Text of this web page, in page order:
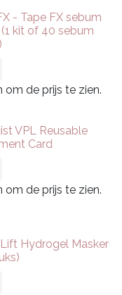
- Tape FX sebum
kit of 40 sebum
om de prijs te zien.
VPL Reusable
Card
om de prijs te zien.
Hydrogel Masker